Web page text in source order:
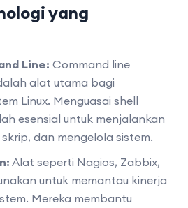
yang
Line: Command line
alat utama bagi
Linux. Menguasai shell
esensial untuk menjalankan
dan mengelola sistem.
Alat seperti Nagios, Zabbix,
untuk memantau kinerja
Mereka membantu